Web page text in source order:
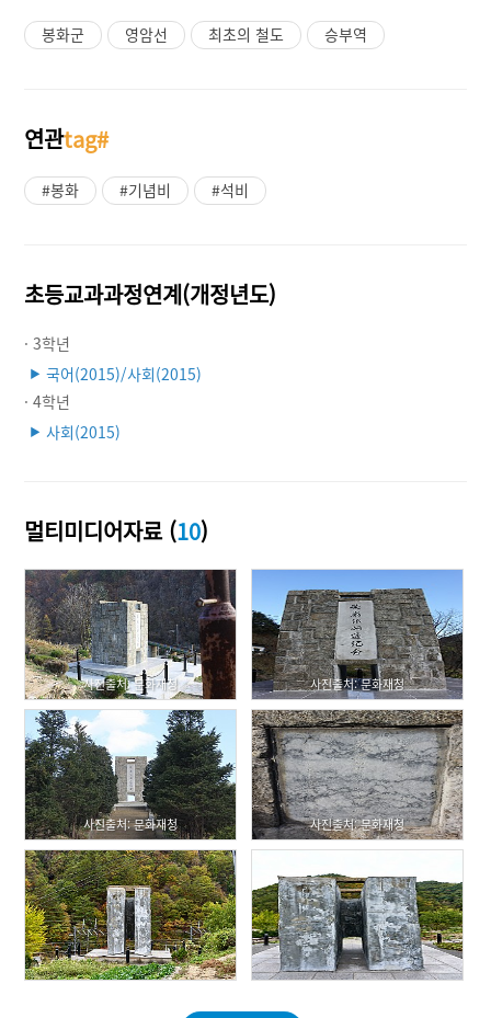
봉화군 영암선 최초의 철도 승부역
연관tag#
#봉화 #기념비 #석비
초등교과과정연계(개정년도)
· 3학년
▶ 국어(2015)/사회(2015)
· 4학년
▶ 사회(2015)
멀티미디어자료 (10)
사진출처: 문화재청 사진출처: 문화재청
사진출처: 문화재청 사진출처: 문화재청